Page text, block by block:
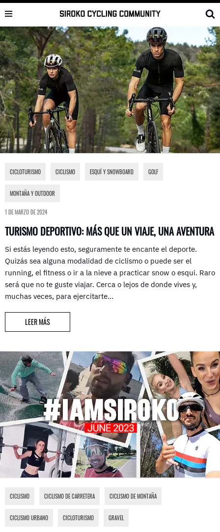
Saltar
al
contenido
TURISMO DEPORTIVO: MÁS QUE UN VIAJE, UNA AVENTURA
CICLOTURISMO CICLISMO ESQUÍ Y SNOWBOARD GOLF
MONTAÑA Y OUTDOOR
1 DE MARZO DE 2024
Si estás leyendo esto, seguramente te encante el deporte.
Quizás sea alguna modalidad de ciclismo o puede ser el
running, el fitness o ir a la nieve a practicar snow o esqui. Raro
será que no te guste viajar. Cerca o lejos de donde vives y,
muchas veces, para ejercitarte…
LEER MÁS
CICLISMO CICLISMO DE CARRETERA CICLISMO DE MONTAÑA
CICLISMO URBANO CICLOTURISMO GRAVEL